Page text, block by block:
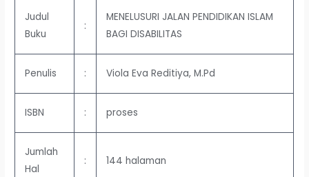
Judul
Buku
:
MENELUSURI JALAN PENDIDIKAN ISLAM
BAGI DISABILITAS
Penulis : Viola Eva Reditiya, M.Pd
ISBN : proses
Jumlah
Hal
: 144 halaman